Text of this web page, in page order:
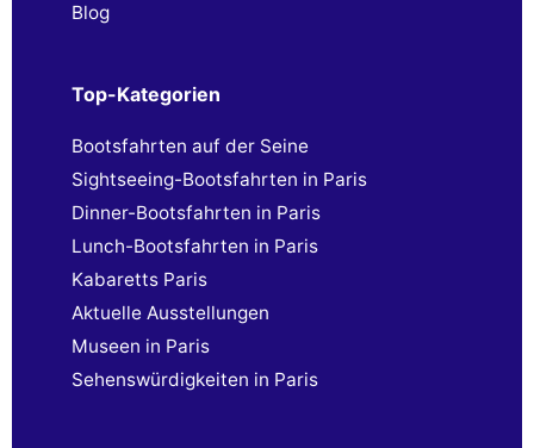
Blog
Top-Kategorien
Bootsfahrten auf der Seine
Sightseeing-Bootsfahrten in Paris
Dinner-Bootsfahrten in Paris
Lunch-Bootsfahrten in Paris
Kabaretts Paris
Aktuelle Ausstellungen
Museen in Paris
Sehenswürdigkeiten in Paris